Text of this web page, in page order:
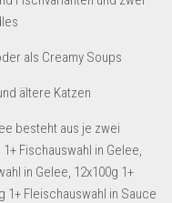
als Creamy Soups
ältere Katzen
besteht aus je zwei
Fischauswahl in Gelee,
in Gelee, 12x100g 1+
1+ Fleischauswahl in Sauce